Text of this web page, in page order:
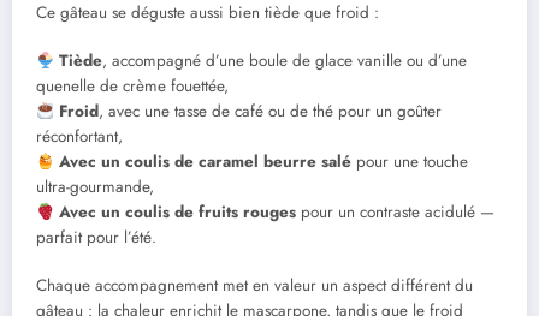
Ce gâteau se déguste aussi bien tiède que froid :
Tiède, accompagné d’une boule de glace vanille ou d’une
quenelle de crème fouettée,
Froid, avec une tasse de café ou de thé pour un goûter
réconfortant,
Avec un coulis de caramel beurre salé pour une touche
ultra-gourmande,
Avec un coulis de fruits rouges pour un contraste acidulé —
parfait pour l’été.
Chaque accompagnement met en valeur un aspect différent du
gâteau : la chaleur enrichit le mascarpone, tandis que le froid